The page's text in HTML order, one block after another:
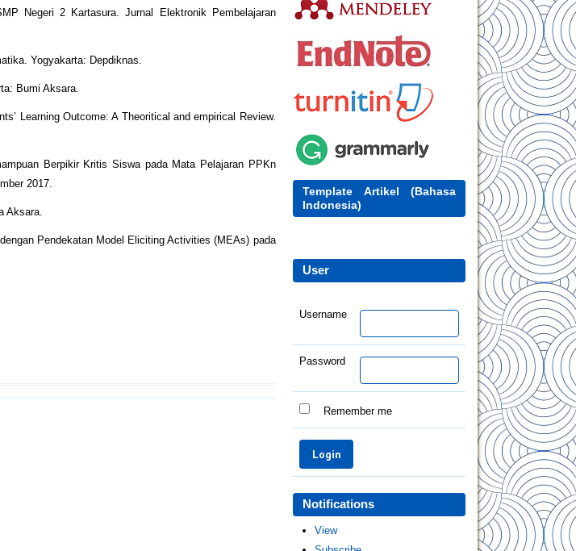
Template Artikel (Bahasa
Indonesia)
User
Username
Password
Remember me
Notifications
View
Negeri 2 Kartasura. Jurnal Elektronik Pembelajaran
Yogyakarta: Depdiknas.
Bumi Aksara.
Learning Outcome: A Theoritical and empirical Review.
Berpikir Kritis Siswa pada Mata Pelajaran PPKn
2017.
Aksara.
Pendekatan Model Eliciting Activities (MEAs) pada